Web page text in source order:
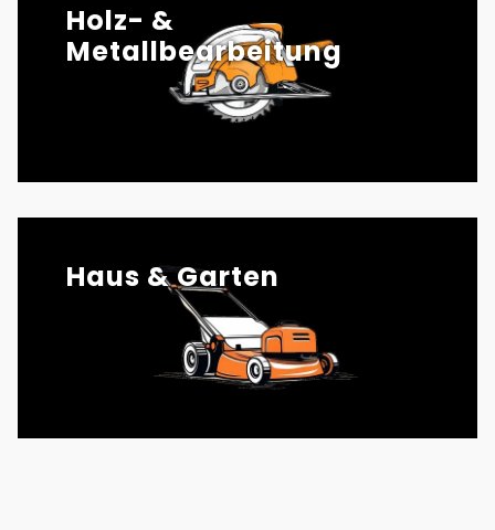
Holz- &
Metallbearbeitung
Haus & Garten